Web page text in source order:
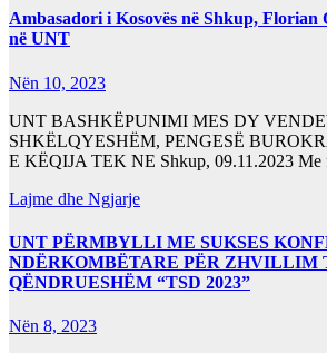
Ambasadori i Kosovës në Shkup, Florian
në UNT
Nën 10, 2023
UNT BASHKËPUNIMI MES DY
SHKËLQYESHËM, PENGESË
E KËQIJA TEK NE Shkup, 09.11.2023
Lajme dhe Ngjarje
UNT PËRMBYLLI ME SUKSES
NDËRKOMBËTARE PËR ZHVILLIM
QËNDRUESHËM “TSD 2023”
Nën 8, 2023